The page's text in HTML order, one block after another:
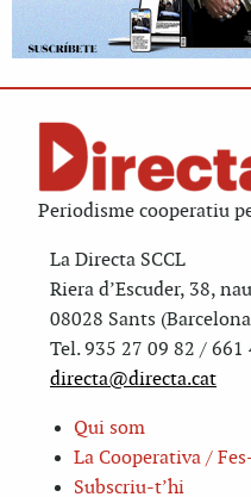
Periodisme cooperatiu
La Directa SCCL
Riera d’Escuder, 38,
08028 Sants
Tel. 935 27 09 82 / 661
directa@directa.cat
Qui som
La Cooperativa /
Subscriu-t’hi